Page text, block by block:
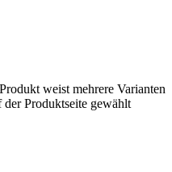
weist mehrere Varianten
Produktseite gewählt